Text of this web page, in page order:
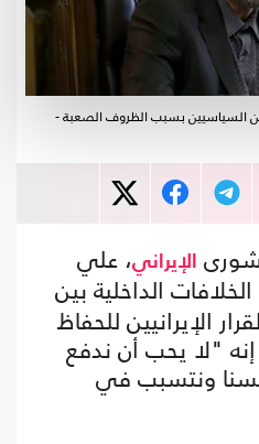
السياسيين بسبب الظروف الصعبة -
الإيراني، علي
الداخلية بين
الإيرانيين للحفاظ
إنه "لا يحب أن ندفع
ونتسبب في